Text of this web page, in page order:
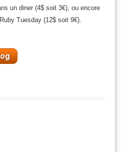
un diner (4$ soit 3€), ou encore
Tuesday (12$ soit 9€).